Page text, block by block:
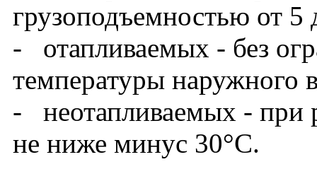
грузоподъемностью от 5
- отапливаемых - без
температуры наружного
- неотапливаемых - при
не ниже минус 30°С.